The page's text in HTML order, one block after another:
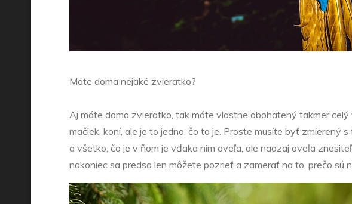
Máte doma nejaké zvieratko?
Aj máte doma zvieratko, tak máte vlastne obohatený takmer
mačiek, koní, ale je to jedno, čo to je. Proste musíte byť zmierený
a všetko, čo je v ňom je vďaka nim oveľa, ale naozaj oveľa
nakoniec sa predsa len môžete pozrieť a zamerať na to, prečo sú